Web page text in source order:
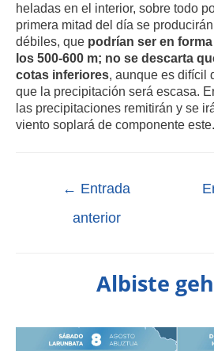
heladas en el interior, sobre todo
primera mitad del día se
débiles, que podrían ser en
los 500-600 m; no se descarta
cotas inferiores, aunque es difícil
que la precipitación será escasa.
las precipitaciones remitirán y se
viento soplará de componente este.
← Entrada
anterior
Albiste